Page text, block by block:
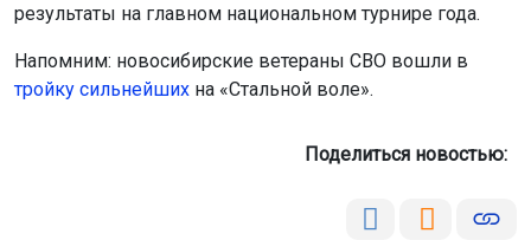
результаты на главном национальном турнире года.
Напомним: новосибирские ветераны СВО вошли в
тройку сильнейших на «Стальной воле».
Поделиться новостью: